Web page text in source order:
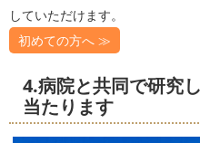
していただけます。
初めての方へ ≫
4.病院と共同で研究
当たります